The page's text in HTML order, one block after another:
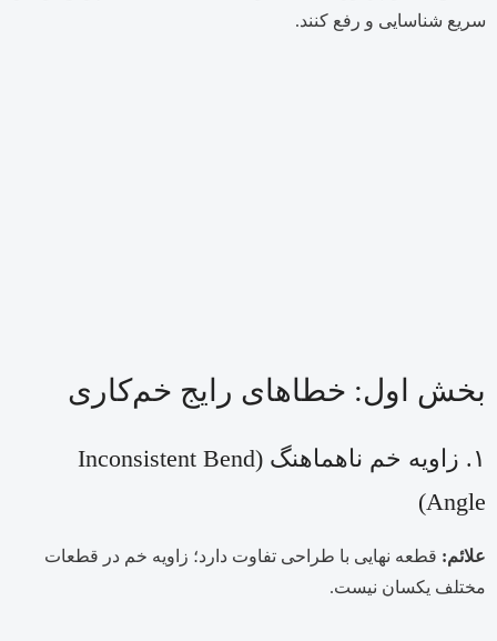
سریع شناسایی و رفع کنند.
بخش اول: خطاهای رایج خم‌کاری
۱. زاویه خم ناهماهنگ (Inconsistent Bend
Angle)
علائم: قطعه نهایی با طراحی تفاوت دارد؛ زاویه خم در قطعات
مختلف یکسان نیست.